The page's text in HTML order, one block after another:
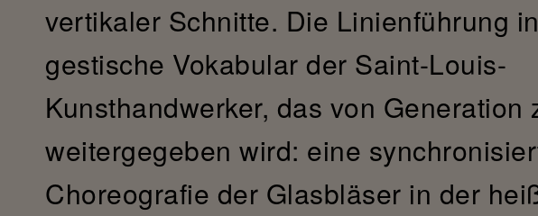
vertikaler Schnitte. Die Linienführung
gestische Vokabular der Saint-Louis-
Kunsthandwerker, das von Generation
weitergegeben wird: eine
Choreografie der Glasbläser in der